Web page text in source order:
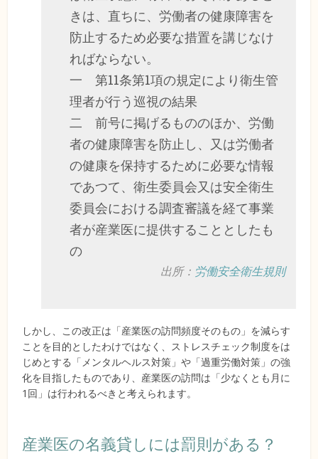
きは、直ちに、労働者の健康障害を
防止するため必要な措置を講じなけ
ればならない。
一 第11条第1項の規定により衛生管
理者が行う巡視の結果
二 前号に掲げるもののほか、労働
者の健康障害を防止し、又は労働者
の健康を保持するために必要な情報
であつて、衛生委員会又は安全衛生
委員会における調査審議を経て事業
者が産業医に提供することとしたも
の
出所： 労働安全衛生規則
しかし、この改正は「産業医の訪問頻度そのもの」を減らす
ことを目的としたわけではなく、ストレスチェック制度をは
じめとする「メンタルヘルス対策」や「過重労働対策」の強
化を目指したものであり、産業医の訪問は「少なくとも月に
1回」は行われるべきと考えられます。
産業医の名義貸しには罰則がある？